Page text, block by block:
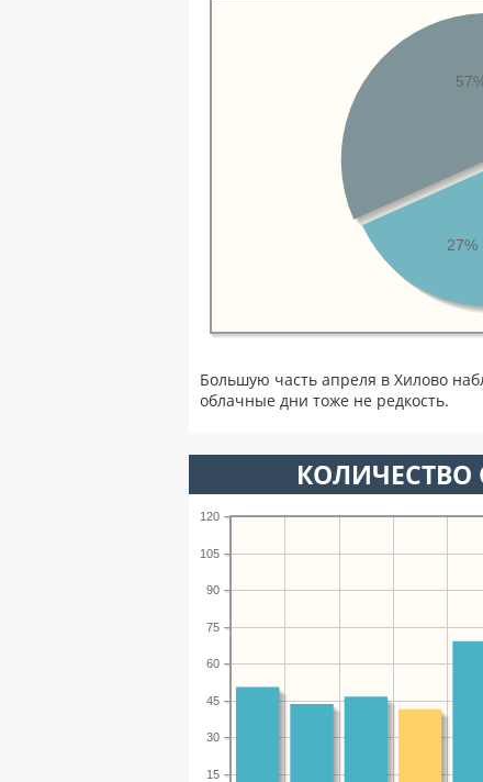
27%
Большую часть апреля в Хилово
облачные дни тоже не редкость.
КОЛИЧЕСТВО
15
30
45
60
75
90
105
120